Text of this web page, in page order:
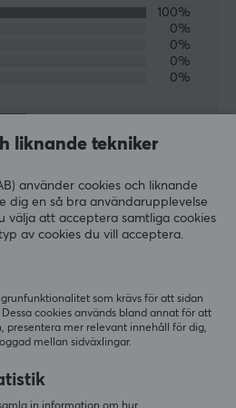
100%
0%
0%
0%
0%
köpare
(PC)
Community
liknande tekniker
använder cookies och liknande
dig en så bra användarupplevelse
välja att acceptera samtliga cookies
av cookies du vill acceptera.
som krävs för att sidan
cookies används bland annat för att
presentera mer relevant innehåll för dig,
mellan sidväxlingar.